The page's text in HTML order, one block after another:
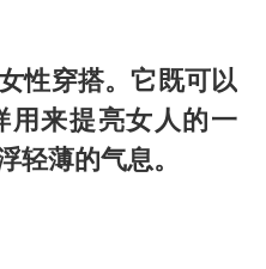
性穿搭。它既可以
用来提亮女人的一
轻薄的气息。